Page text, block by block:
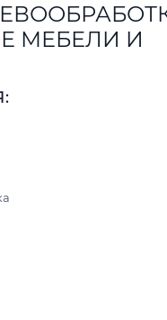
МЕБЕЛИ И